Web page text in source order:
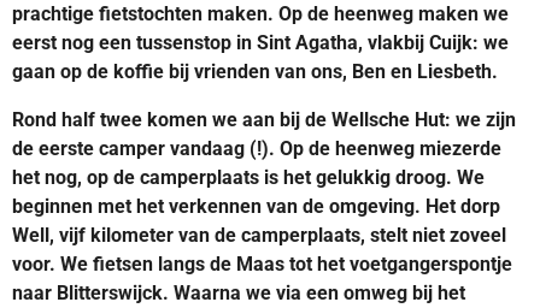
prachtige fietstochten maken. Op de heenweg maken we
eerst nog een tussenstop in Sint Agatha, vlakbij Cuijk: we
gaan op de koffie bij vrienden van ons, Ben en Liesbeth.
Rond half twee komen we aan bij de Wellsche Hut: we zijn
de eerste camper vandaag (!). Op de heenweg miezerde
het nog, op de camperplaats is het gelukkig droog. We
beginnen met het verkennen van de omgeving. Het dorp
Well, vijf kilometer van de camperplaats, stelt niet zoveel
voor. We fietsen langs de Maas tot het voetgangerspontje
naar Blitterswijck. Waarna we via een omweg bij het